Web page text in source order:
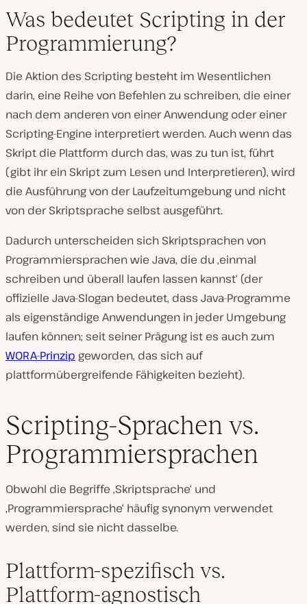
Was bedeutet Scripting in der
Programmierung?
Die Aktion des Scripting besteht im Wesentlichen
darin, eine Reihe von Befehlen zu schreiben, die einer
nach dem anderen von einer Anwendung oder einer
Scripting-Engine interpretiert werden. Auch wenn das
Skript die Plattform durch das, was zu tun ist, führt
(gibt ihr ein Skript zum Lesen und Interpretieren), wird
die Ausführung von der Laufzeitumgebung und nicht
von der Skriptsprache selbst ausgeführt.
Dadurch unterscheiden sich Skriptsprachen von
Programmiersprachen wie Java, die du ‚einmal
schreiben und überall laufen lassen kannst‘ (der
offizielle Java-Slogan bedeutet, dass Java-Programme
als eigenständige Anwendungen in jeder Umgebung
laufen können; seit seiner Prägung ist es auch zum
WORA-Prinzip geworden, das sich auf
plattformübergreifende Fähigkeiten bezieht).
Scripting-Sprachen vs.
Programmiersprachen
Obwohl die Begriffe ‚Skriptsprache‘ und
‚Programmiersprache‘ häufig synonym verwendet
werden, sind sie nicht dasselbe.
Plattform-spezifisch vs.
Plattform-agnostisch